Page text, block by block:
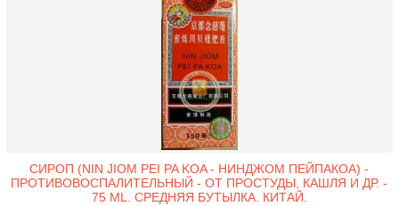
СИРОП (NIN JIOM PEI PA KOA - НИНДЖОМ ПЕЙПАКОА) -
ПРОТИВОВОСПАЛИТЕЛЬНЫЙ - ОТ ПРОСТУДЫ, КАШЛЯ И ДР. -
75 ML. СРЕДНЯЯ БУТЫЛКА. КИТАЙ.